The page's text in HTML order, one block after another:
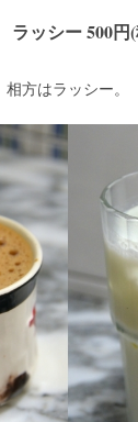
ッシー 500円
方はラッシー。